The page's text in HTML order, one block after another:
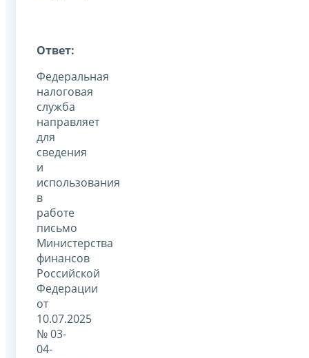
Ответ:
Федеральная
налоговая
служба
направляет
для
сведения
и
использования
в
работе
письмо
Министерства
финансов
Российской
Федерации
от
10.07.2025
№ 03-
04-